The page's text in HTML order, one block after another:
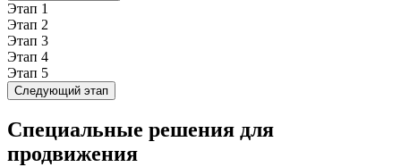
Этап 1
Этап 2
Этап 3
Этап 4
Этап 5
Следующий этап
Специальные решения для
продвижения